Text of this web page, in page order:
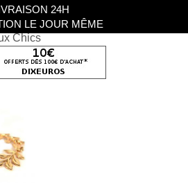
Chics
24H
LE JOUR MÊME